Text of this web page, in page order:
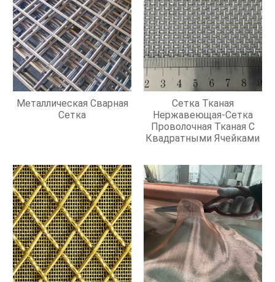
Металлическая Сварная
Сетка
Сетка Тканая
Нержавеющая-Сетка
Проволочная Тканая С
Квадратными Ячейками